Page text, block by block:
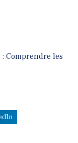
Comprendre les